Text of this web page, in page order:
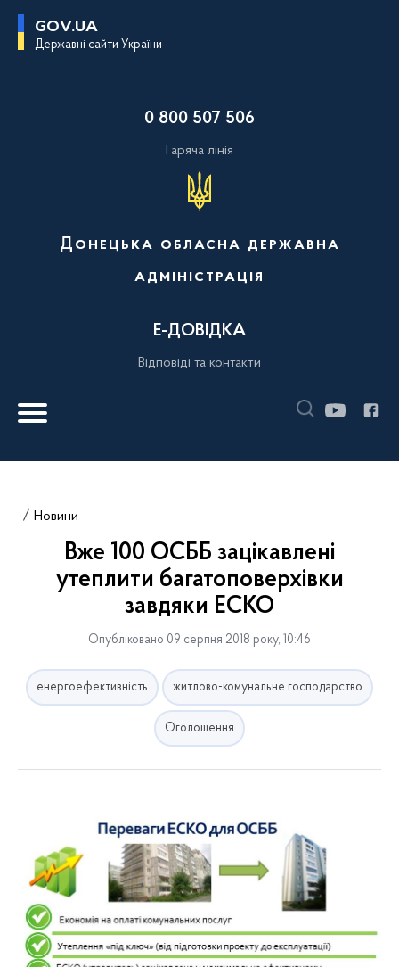
GOV.UA
Державні сайти України
0 800 507 506
Гаряча лінія
Донецька обласна державна
адміністрація
Е-ДОВІДКА
Відповіді та контакти
Новини
Вже 100 ОСББ зацікавлені
утеплити багатоповерхівки
завдяки ЕСКО
Опубліковано 09 серпня 2018 року, 10:46
енергоефективність житлово-комунальне господарство
Оголошення